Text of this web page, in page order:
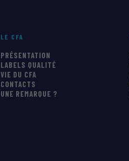
LE CFA
PRÉSENTATION
LABELS QUALITÉ
VIE DU CFA
CONTACTS
UNE REMARQUE ?